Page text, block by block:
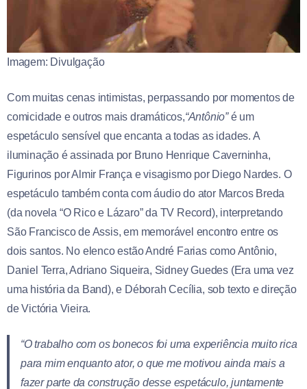
Imagem: Divulgação
Com muitas cenas intimistas, perpassando por momentos de
comicidade e outros mais dramáticos,“Antônio”é um
espetáculo sensível que encanta a todas as idades. A
iluminação é assinada por Bruno Henrique Caverninha,
Figurinos por Almir França e visagismo por Diego Nardes. O
espetáculo também conta com áudio do ator Marcos Breda
(da novela “O Rico e Lázaro” da TV Record), interpretando
São Francisco de Assis, em memorável encontro entre os
dois santos. No elenco estão André Farias como Antônio,
Daniel Terra, Adriano Siqueira, Sidney Guedes (Era uma vez
uma história da Band), e Déborah Cecília, sob texto e direção
de Victória Vieira.
“O trabalho com os bonecos foi uma experiência muito rica
para mim enquanto ator, o que me motivou ainda mais a
fazer parte da construção desse espetáculo, juntamente